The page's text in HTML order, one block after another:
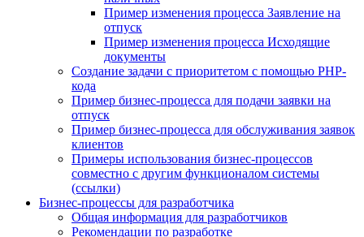
Пример изменения процесса Заявление на
отпуск
Пример изменения процесса Исходящие
документы
Создание задачи с приоритетом с помощью PHP-
кода
Пример бизнес-процесса для подачи заявки на
отпуск
Пример бизнес-процесса для обслуживания заявок
клиентов
Примеры использования бизнес-процессов
совместно с другим функционалом системы
(ссылки)
Бизнес-процессы для разработчика
Общая информация для разработчиков
Рекомендации по разработке